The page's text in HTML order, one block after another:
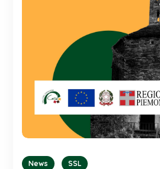
News SSL